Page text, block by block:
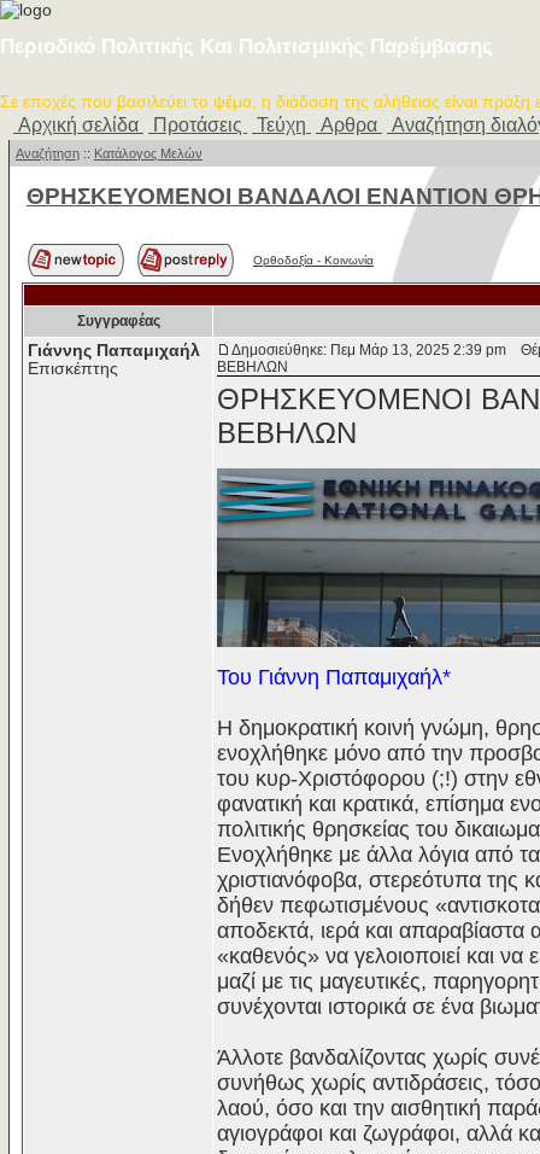
Περιοδικό Πολιτικής Και Πολιτισμικής Παρέμβασης
Σε εποχές που βασιλεύει το ψέμα, η διάδοση της αλήθειας είναι πράξη
Αρχική σελίδα Προτάσεις Τεύχη Αρθρα Αναζήτηση
Αναζήτηση :: Κατάλογος Μελών
ΘΡΗΣΚΕΥΟΜΕΝΟΙ ΒΑΝΔΑΛΟΙ ΕΝΑΝΤΙΟΝ
Ορθοδοξία - Κοινωνία
Συγγραφέας
Γιάννης Παπαμιχαήλ
Επισκέπτης
Δημοσιεύθηκε: Πεμ Μάρ 13, 2025 2:39 pm
ΒΕΒΗΛΩΝ
ΘΡΗΣΚΕΥΟΜΕΝΟΙ
ΒΕΒΗΛΩΝ
Του Γιάννη Παπαμιχαήλ*
Η δημοκρατική κοινή γνώμη,
ενοχλήθηκε μόνο από την
του κυρ-Χριστόφορου (;!) στην
φανατική και κρατικά, επίσημα
πολιτικής θρησκείας του
Ενοχλήθηκε με άλλα λόγια από
χριστιανόφοβα, στερεότυπα της
δήθεν πεφωτισμένους
αποδεκτά, ιερά και απαραβίαστα
«καθενός» να γελοιοποιεί και να
μαζί με τις μαγευτικές,
συνέχονται ιστορικά σε ένα
Άλλοτε βανδαλίζοντας χωρίς
συνήθως χωρίς αντιδράσεις,
λαού, όσο και την αισθητική
αγιογράφοι και ζωγράφοι, αλλά